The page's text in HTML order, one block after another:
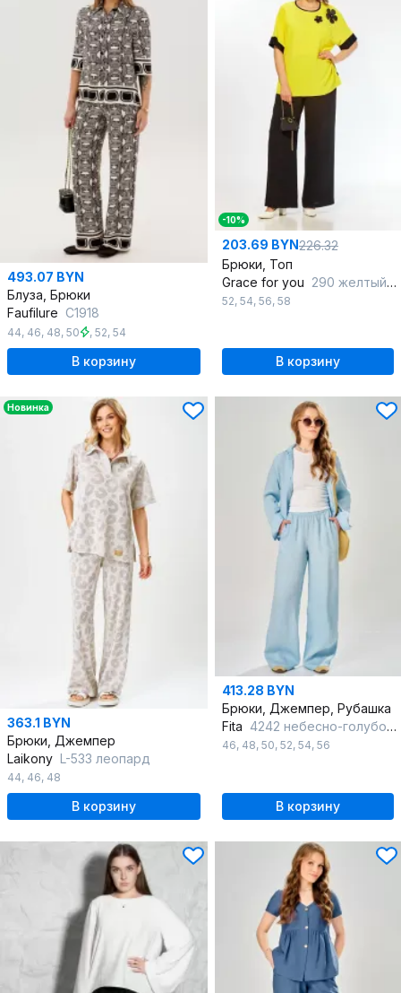
493.07 BYN
Блуза, Брюки
Faufilure C1918
44, 46, 48, 50 , 52, 54
В корзину
-10%
203.69 BYN226.32
Брюки, Топ
Grace for you 290 желтый-черный
52, 54, 56, 58
В корзину
Новинка
363.1 BYN
Брюки, Джемпер
Laikony L-533 леопард
44, 46, 48
В корзину
413.28 BYN
Брюки, Джемпер, Рубашка
Fita 4242 небесно-голубой+молочный
46, 48, 50, 52, 54, 56
В корзину